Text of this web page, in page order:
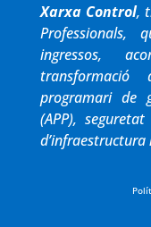
Xarxa Control,
ingressos,
programari de
(APP),
d’infraestructura